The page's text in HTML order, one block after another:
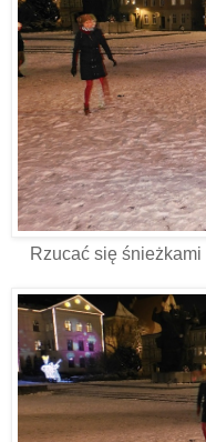
Rzucać się